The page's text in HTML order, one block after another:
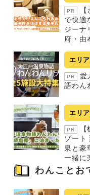
送
り
PR
【
で快適
ジーナ
府・由
エリ
PR
愛
語わん
エリ
PR
【
ゾート
泉と豪
一緒に
わんことお